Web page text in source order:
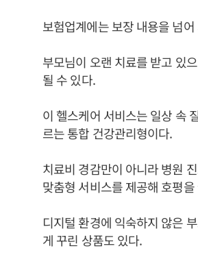
보험업계에는 보장 내용을 넘
부모님이 오랜 치료를 받고 있
될 수 있다.
이 헬스케어 서비스는 일상 속
르는 통합 건강관리형이다.
치료비 경감만이 아니라 병원
맞춤형 서비스를 제공해 호평
디지털 환경에 익숙하지 않은
게 꾸린 상품도 있다.